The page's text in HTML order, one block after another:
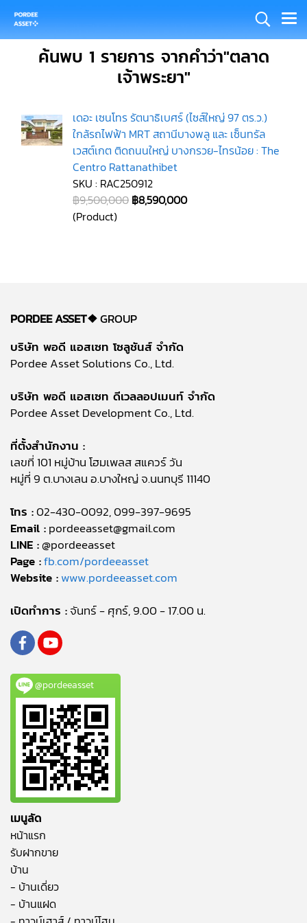
ค้นพบ 1 รายการ จากคำว่า"ตลาด
เจ้าพระยา"
เดอะ เซนโทร รัตนาธิเบศร์ (ไซส์ใหญ่ 97 ตร.ว.)
ใกล้รถไฟฟ้า MRT สถานีบางพลู และ เซ็นทรัล
เวสต์เกต ติดถนนใหญ่ บางกรวย-ไทรน้อย : The
Centro Rattanathibet
SKU : RAC250912
฿9,500,000 ฿8,590,000
(Product)
PORDEE ASSET❖GROUP
บริษัท พอดี แอสเซท โซลูชันส์ จำกัด
Pordee Asset Solutions Co., Ltd.
บริษัท พอดี แอสเซท ดีเวลลอปเมนท์ จำกัด
Pordee Asset Development Co., Ltd.
ที่ตั้งสำนักงาน :
เลขที่ 101 หมู่บ้าน โฮมเพลส สแควร์ วัน
หมู่ที่ 9 ต.บางเลน อ.บางใหญ่ จ.นนทบุรี 11140
โทร :02-430-0092, 099-397-9695
Email :pordeeasset@gmail.com
LINE :@pordeeasset
Page :fb.com/pordeeasset
Website :www.pordeeasset.com
เปิดทำการ :จันทร์ - ศุกร์, 9.00 - 17.00 น.
@pordeeasset
เมนูลัด
หน้าแรก
รับฝากขาย
บ้าน
- บ้านเดี่ยว
- บ้านแฝด